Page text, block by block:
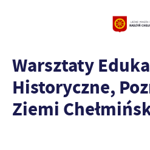
Warsztaty
Historyczne,
Ziemi